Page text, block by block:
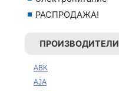
РАСПРОДАЖА!
ПРОИЗВОДИТЕЛИ
ABK
AJA